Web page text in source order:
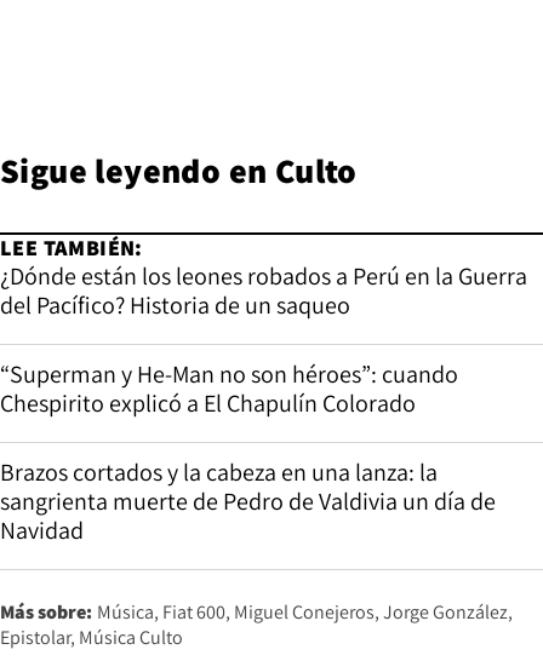
Sigue leyendo en Culto
LEE TAMBIÉN:
¿Dónde están los leones robados a Perú en la Guerra
del Pacífico? Historia de un saqueo
“Superman y He-Man no son héroes”: cuando
Chespirito explicó a El Chapulín Colorado
Brazos cortados y la cabeza en una lanza: la
sangrienta muerte de Pedro de Valdivia un día de
Navidad
Más sobre: Música Fiat 600 Miguel Conejeros Jorge González
Epistolar Música Culto